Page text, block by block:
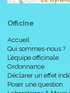
SANS DOSSIER.
Dimensions de
Hauteur du
position haute :
position medium
position basse :
Officine
Accueil
Qui sommes-nous ?
L’équipe officinale
Ordonnance
Déclarer un effet
Poser une question